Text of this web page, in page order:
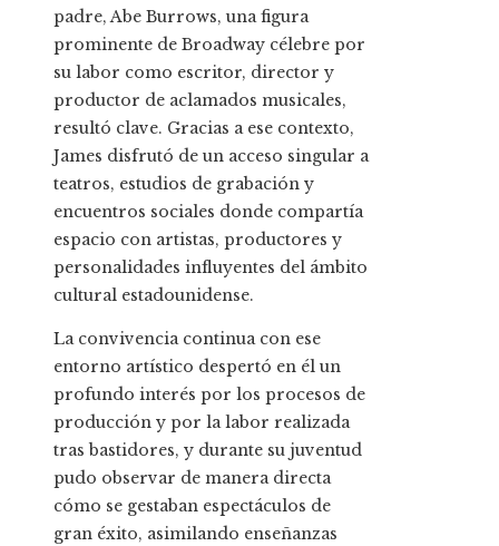
padre, Abe Burrows, una figura
prominente de Broadway célebre por
su labor como escritor, director y
productor de aclamados musicales,
resultó clave. Gracias a ese contexto,
James disfrutó de un acceso singular a
teatros, estudios de grabación y
encuentros sociales donde compartía
espacio con artistas, productores y
personalidades influyentes del ámbito
cultural estadounidense.
La convivencia continua con ese
entorno artístico despertó en él un
profundo interés por los procesos de
producción y por la labor realizada
tras bastidores, y durante su juventud
pudo observar de manera directa
cómo se gestaban espectáculos de
gran éxito, asimilando enseñanzas